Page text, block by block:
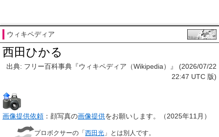
ウィキペディア
西田ひかる
出典: フリー百科事典『ウィキペディア（Wikipedia）』 (2026/07/22
22:47 UTC 版)
画像提供依頼 ：顔写真の画像提供をお願いします。 （2025年11月 ）
プロボクサーの「西田光 」とは別人です。